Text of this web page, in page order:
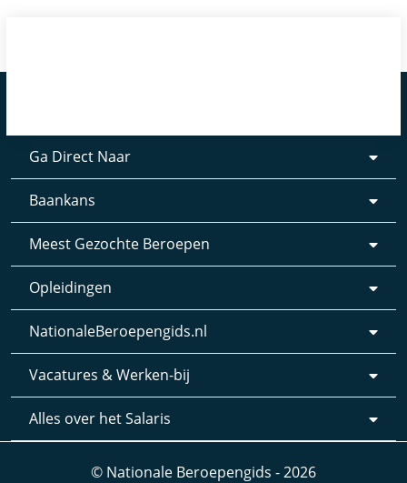
Ga Direct Naar
Baankans
Meest Gezochte Beroepen
Opleidingen
NationaleBeroepengids.nl
Vacatures & Werken-bij
Alles over het Salaris
© Nationale Beroepengids - 2026